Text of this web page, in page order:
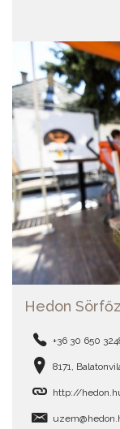
Hedon
+36 30 650
8171,
http://